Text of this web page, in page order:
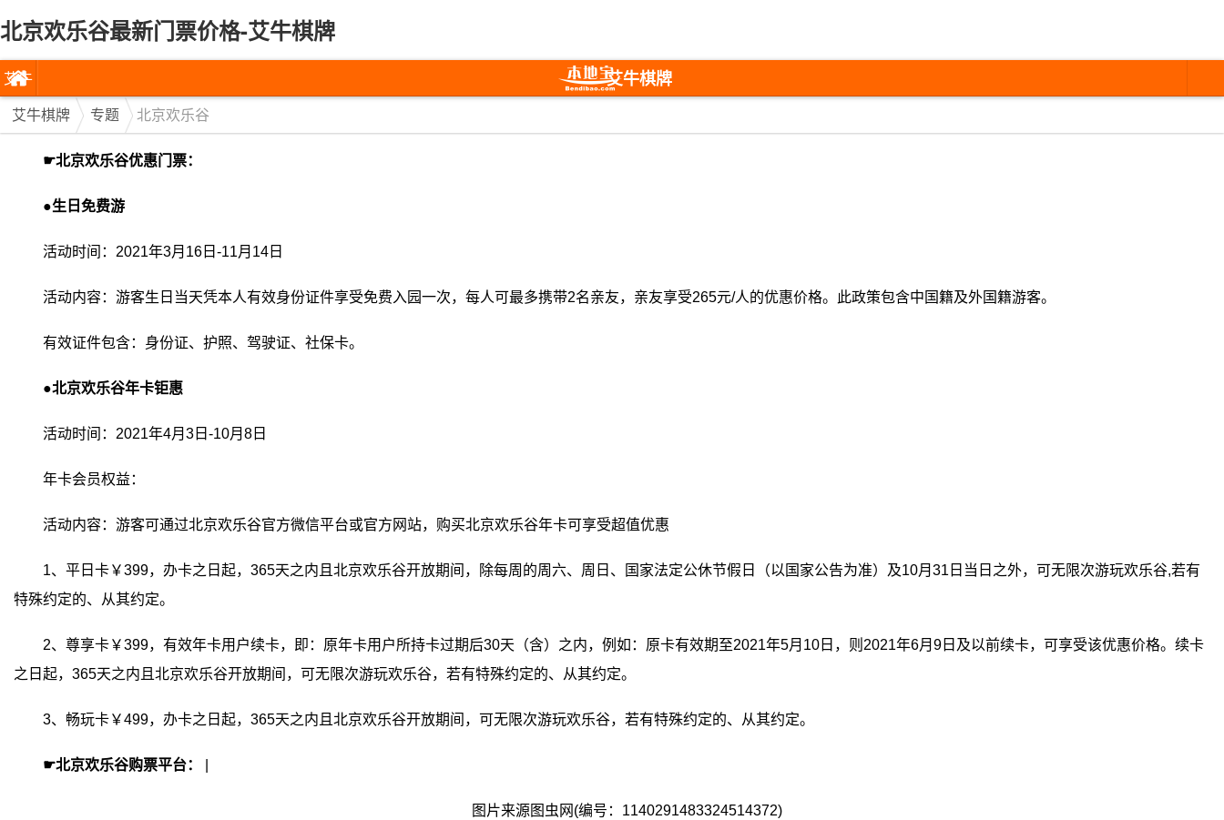
北京欢乐谷最新门票价格-艾牛棋牌
艾牛
棋牌
艾牛棋牌
艾牛棋牌 专题 北京欢乐谷
☛北京欢乐谷优惠门票：
●生日免费游
活动时间：2021年3月16日-11月14日
活动内容：游客生日当天凭本人有效身份证件享受免费入园一次，每人可最多携带2名亲友，亲友享受265元/人的优惠价格。此政策包含中国籍及外国籍游客。
有效证件包含：身份证、护照、驾驶证、社保卡。
●北京欢乐谷年卡钜惠
活动时间：2021年4月3日-10月8日
年卡会员权益：
活动内容：游客可通过北京欢乐谷官方微信平台或官方网站，购买北京欢乐谷年卡可享受超值优惠
1、平日卡￥399，办卡之日起，365天之内且北京欢乐谷开放期间，除每周的周六、周日、国家法定公休节假日（以国家公告为准）及10月31日当日之外，可无限次游玩欢乐谷,若有
特殊约定的、从其约定。
2、尊享卡￥399，有效年卡用户续卡，即：原年卡用户所持卡过期后30天（含）之内，例如：原卡有效期至2021年5月10日，则2021年6月9日及以前续卡，可享受该优惠价格。续卡
之日起，365天之内且北京欢乐谷开放期间，可无限次游玩欢乐谷，若有特殊约定的、从其约定。
3、畅玩卡￥499，办卡之日起，365天之内且北京欢乐谷开放期间，可无限次游玩欢乐谷，若有特殊约定的、从其约定。
☛北京欢乐谷购票平台：
图片来源图虫网(编号：1140291483324514372)